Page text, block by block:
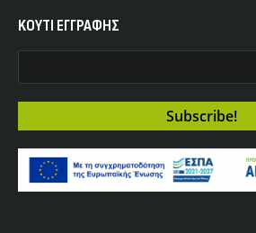
KOYTI ΕΓΓΡΑΦΗΣ